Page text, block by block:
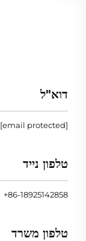
דוא"ל
[email protected]
טלפון נייד
+86-18925142858
טלפון משרד